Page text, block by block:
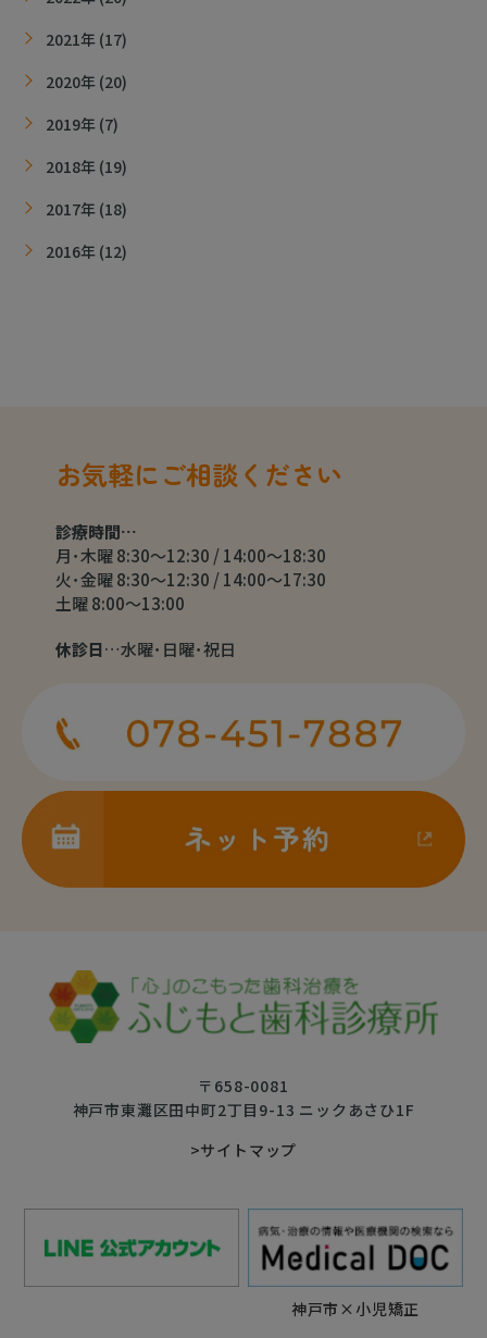
2021年 (17)
2020年 (20)
2019年 (7)
2018年 (19)
2017年 (18)
2016年 (12)
お気軽にご相談ください
診療時間…
月･木曜 8:30～12:30 / 14:00～18:30
火･金曜 8:30～12:30 / 14:00～17:30
土曜 8:00～13:00
休診日…水曜･日曜･祝日
〒658-0081
神戸市東灘区田中町2丁目9-13 ニックあさひ1F
>サイトマップ
神戸市×小児矯正